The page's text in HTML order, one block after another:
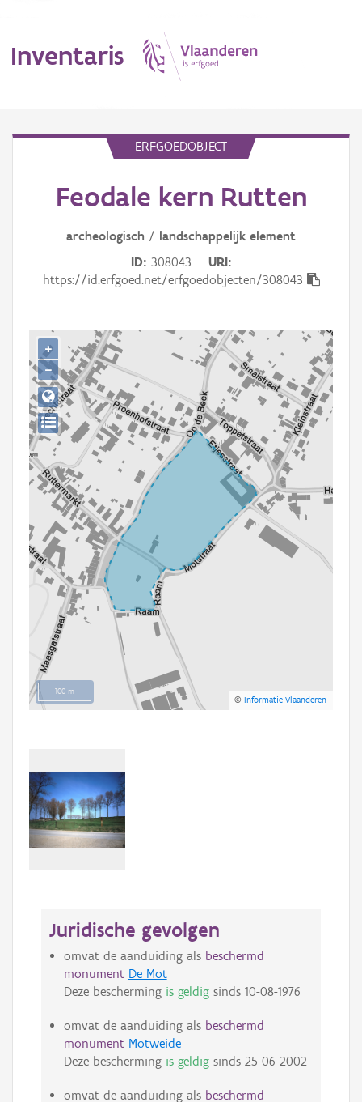
Inventaris
Erfgoedobject
Aanduidingsobject
Gebeurtenis
Persoon of collectief
Downloads
Hergebruik
Aanmelden
ERFGOEDOBJECT
Feodale kern Rutten
archeologisch / landschappelijk element
ID 308043
URI
https://id.erfgoed.net/erfgoedobjecten/308043
100 m
©Informatie Vlaanderen
+
−
Juridische gevolgen
omvat de aanduiding als beschermd
monument De Mot
Deze bescherming is geldigsinds 10-08-1976
omvat de aanduiding als beschermd
monument Motweide
Deze bescherming is geldigsinds 25-06-2002
omvat de aanduiding als beschermd